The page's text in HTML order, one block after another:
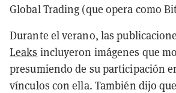
Global Trading (que opera como
Durante el verano, las
Leaks incluyeron imágenes que
presumiendo de su participación
vínculos con ella. También dijo